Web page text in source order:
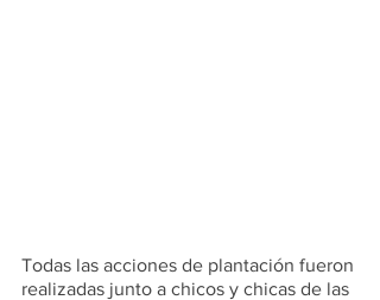
Todas las acciones de plantación fueron
realizadas junto a chicos y chicas de las